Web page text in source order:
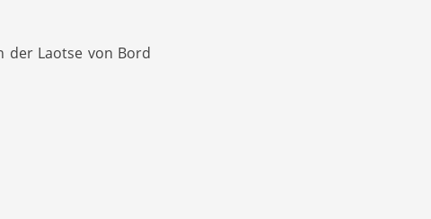
der Laotse von Bord